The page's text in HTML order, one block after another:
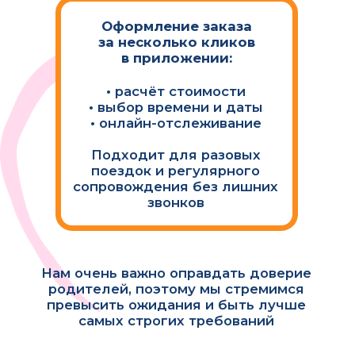
Следить за личным
счетом, контролировать
Видеть перемещение
ребенка с автоняней в
режиме онлайн
Самостоятельно создавать заказы
и планировать расписание на
месяц вперед